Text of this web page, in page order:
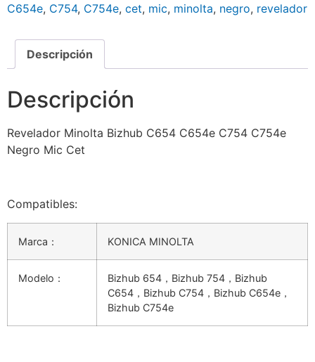
C654e, C754, C754e, cet, mic, minolta, negro, revelador
Descripción
Descripción
Revelador Minolta Bizhub C654 C654e C754 C754e
Negro Mic Cet
Compatibles:
Marca： KONICA MINOLTA
Modelo：
Bizhub 654，Bizhub 754，Bizhub
C654，Bizhub C754，Bizhub C654e，
Bizhub C754e